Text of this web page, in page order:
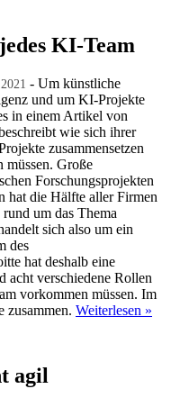
KI-Team
- Um künstliche
und um KI-Projekte
in einem Artikel von
wie sich ihrer
zusammensetzen
müssen. Große
Forschungsprojekten
hat die Hälfte aller Firmen
um das Thema
sich also um ein
des
hat deshalb eine
acht verschiedene Rollen
vorkommen müssen. Im
zusammen. Weiterlesen »
agil